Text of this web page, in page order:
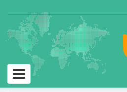
Toggle